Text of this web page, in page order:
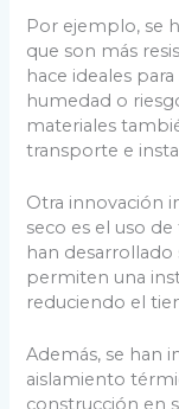
Por ejemplo, se
que son más
hace ideales
humedad o
materiales
transporte e
Otra innovación
seco es el uso de
han desarrollado
permiten una
reduciendo el
Además, se han
aislamiento
construcción en